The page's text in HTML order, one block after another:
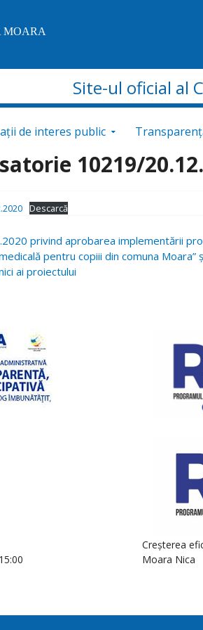
MOARA
Site-ul oficial al
de interes public
10219/
Descarcă
privind aprobarea implementării
pentru copiii din comuna Moara”
ai proiectului
Creșterea
Moara Nica